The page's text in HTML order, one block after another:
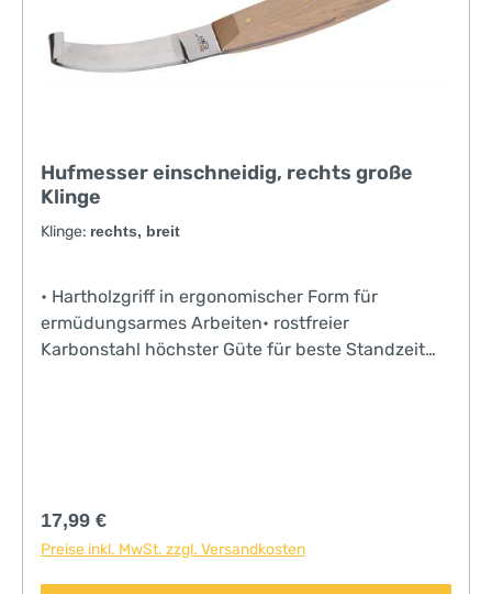
Hufmesser einschneidig, rechts große
Klinge
Klinge: rechts, breit
• Hartholzgriff in ergonomischer Form für
ermüdungsarmes Arbeiten• rostfreier
Karbonstahl höchster Güte für beste Standzeit
Regulärer Preis:
17,99 €
Preise inkl. MwSt. zzgl. Versandkosten